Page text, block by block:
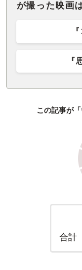
が撮った映画
『
この記事が
合計